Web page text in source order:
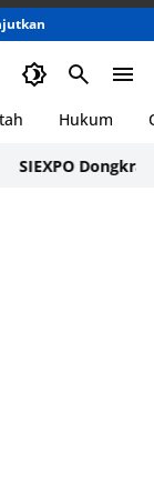
Hukum
SIEXPO